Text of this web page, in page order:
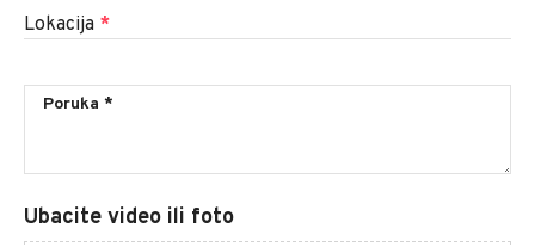
Lokacija *
Ubacite video ili foto